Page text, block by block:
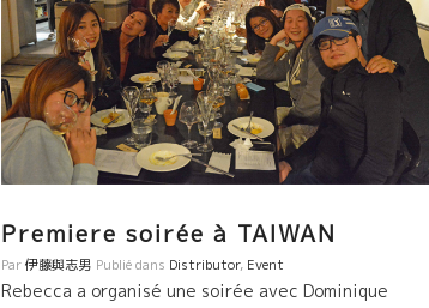
も驚く。 １６年産も素晴らしいできだった。１７年産は
更に充実していた。 色は薄めなのに、液体の旨味、酸と
ミネラル、果実味のバランスが絶妙な繊細さであった。
ジュリアンの醸造センスが光っている。 ピノのダイレク
トプレスのロゼ、白の軽いマセラッション。 ジュラ
方式の手で除梗の葡萄粒丸ご発酵など、トビッキリ美味
しい。 ウーン、Magnifique!!本当に素晴らしい！！
Premiere soirée à TAIWAN
Par伊藤與志男 Publié dans Distributor, Event
Rebecca a organisé une soirée avec Dominique